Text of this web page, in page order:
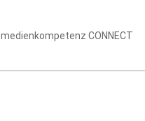
medienkompetenz CONNECT